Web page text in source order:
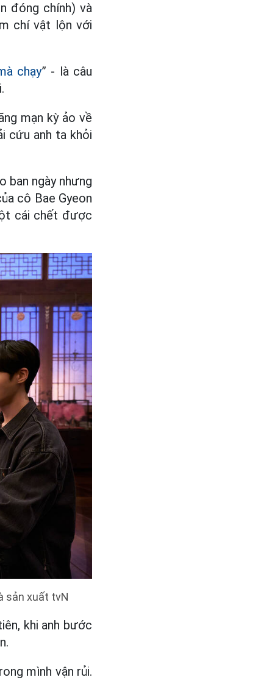
đóng chính) và
chí vật lộn với
chạy” - là câu
mạn kỳ ảo về
cứu anh ta khỏi
ban ngày nhưng
cô Bae Gyeon
cái chết được
sản xuất tvN
khi anh bước
mình vận rủi.